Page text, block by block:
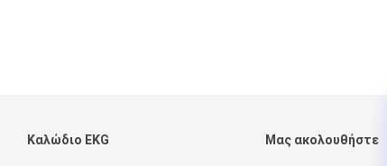
Καλώδιο EKG Μας ακολουθήστε